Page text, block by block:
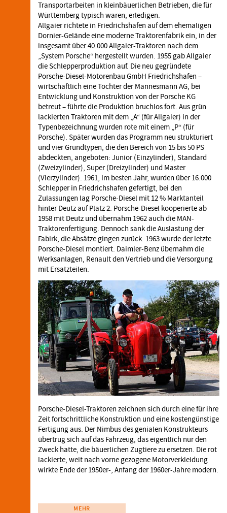
Transportarbeiten in kleinbäuerlichen Betrieben, die für
Württemberg typisch waren, erledigen.
Allgaier richtete in Friedrichshafen auf dem ehemaligen
Dornier-Gelände eine moderne Traktorenfabrik ein, in der
insgesamt über 40.000 Allgaier-Traktoren nach dem
„System Porsche“ hergestellt wurden. 1955 gab Allgaier
die Schlepperproduktion auf. Die neu gegründete
Porsche-Diesel-Motorenbau GmbH Friedrichshafen –
wirtschaftlich eine Tochter der Mannesmann AG, bei
Entwicklung und Konstruktion von der Porsche KG
betreut – führte die Produktion bruchlos fort. Aus grün
lackierten Traktoren mit dem „A“ (für Allgaier) in der
Typenbezeichnung wurden rote mit einem „P“ (für
Porsche). Später wurden das Programm neu strukturiert
und vier Grundtypen, die den Bereich von 15 bis 50 PS
abdeckten, angeboten: Junior (Einzylinder), Standard
(Zweizylinder), Super (Dreizylinder) und Master
(Vierzylinder). 1961, im besten Jahr, wurden über 16.000
Schlepper in Friedrichshafen gefertigt, bei den
Zulassungen lag Porsche-Diesel mit 12 % Marktanteil
hinter Deutz auf Platz 2. Porsche-Diesel kooperierte ab
1958 mit Deutz und übernahm 1962 auch die MAN-
Traktorenfertigung. Dennoch sank die Auslastung der
Fabirk, die Absätze gingen zurück. 1963 wurde der letzte
Porsche-Diesel montiert. Daimler-Benz übernahm die
Werksanlagen, Renault den Vertrieb und die Versorgung
mit Ersatzteilen.
Porsche-Diesel-Traktoren zeichnen sich durch eine für ihre
Zeit fortschrittliche Konstruktion und eine kostengünstige
Fertigung aus. Der Nimbus des genialen Konstrukteurs
übertrug sich auf das Fahrzeug, das eigentlich nur den
Zweck hatte, die bäuerlichen Zugtiere zu ersetzen. Die rot
lackierte, weit nach vorne gezogene Motorverkleidung
wirkte Ende der 1950er-, Anfang der 1960er-Jahre modern.
MEHR